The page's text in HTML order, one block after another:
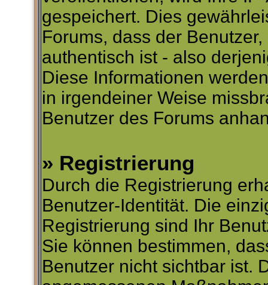
gespeichert. Dies
Forums, dass der
authentisch ist - also
Diese Informationen
in irgendeiner Weise
Benutzer des Forums
» Registrierung
Durch die Registrierung
Benutzer-Identität. Die
Registrierung sind Ihr
Sie können bestimmen,
Benutzer nicht sichtbar ist.